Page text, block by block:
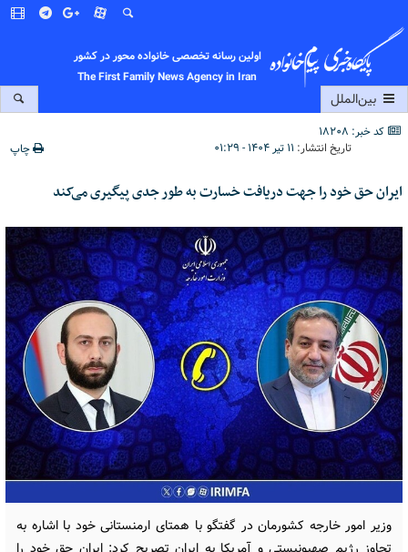
اولین رسانه تخصصی خانواده محور در کشور
The First Family News Agency in Iran
بین‌الملل
کد خبر: 18208
تاریخ انتشار: ۱۱ تیر ۱۴۰۴ - ۰۱:۲۹ چاپ
ایران حق خود را جهت دریافت خسارت به طور جدی پیگیری می‌کند
وزیر امور خارجه کشورمان در گفتگو با همتای ارمنستانی خود با اشاره به